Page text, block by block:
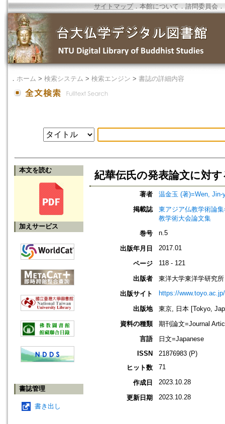
サイトマップ．本館について ． 諮問委員会 ．
． ホーム > 検索システム > 検索エンジン > 書誌の詳細内容
本文を読む
加えサービス
書誌管理
書き出し
紀華伝氏の発表論文に対
著者
温金玉 (著)=Wen, Jin-
掲載誌
東アジア仏教学術論
教学術大会論文集
巻号
n.5
出版年月日 2017.01
ページ 118 - 121
出版者
東洋大学東洋学研究所
出版サイト
https://
出版地
東京, 日本 [Tokyo,
資料の種類
期刊論文=Journal
言語
日文=Japanese
ISSN
21876983 (P)
ヒット数
71
作成日 2023.10.28
更新日期 2023.10.28